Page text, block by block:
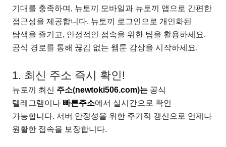
기대를 충족하며, 뉴토끼 모바일과 뉴토끼 앱으로 간편한
접근성을 제공합니다. 뉴토끼 로그인으로 개인화된
탐색을 즐기고, 안정적인 접속을 위한 팁을 활용하세요.
공식 경로를 통해 끊김 없는 웹툰 감상을 시작하세요.
1. 최신 주소 즉시 확인!
뉴토끼 최신 주소(newtoki506.com)는 공식
텔레그램이나 빠른주소에서 실시간으로 확인
가능합니다. 서버 안정성을 위한 주기적 갱신으로 언제나
원활한 접속을 보장합니다.